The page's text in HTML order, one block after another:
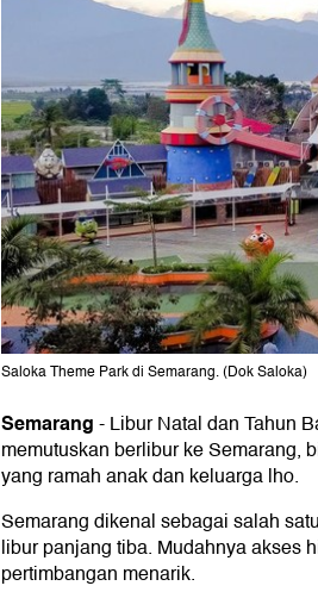
Saloka Theme Park di Semarang. (Dok Saloka)
Semarang-Libur Natal dan Tahun
memutuskan berlibur ke Semarang,
yang ramah anak dan keluarga lho.
Semarang dikenal sebagai salah
libur panjang tiba. Mudahnya akses
pertimbangan menarik.